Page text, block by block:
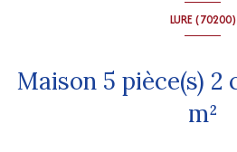
LURE (70200)
Maison 5 pièce(s) 2 chambre(s) 128
m²